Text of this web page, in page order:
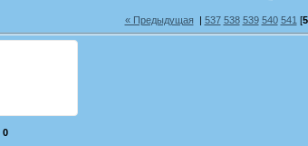
« Предыдущая| 537 538 539 540 541 [
0